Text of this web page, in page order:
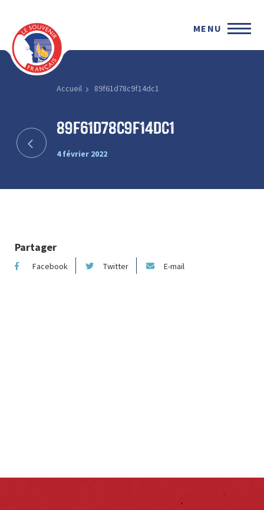
MENU
Accueil 89f61d78c9f14dc1
89f61d78c9f14dc1
4 février 2022
Partager
Facebook Twitter E-mail